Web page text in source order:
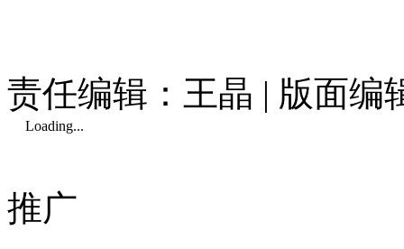
责任编辑：王晶 | 版面编
Loading...
推广